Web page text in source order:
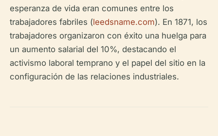
esperanza de vida eran comunes entre los
trabajadores fabriles (leedsname.com). En 1871, los
trabajadores organizaron con éxito una huelga para
un aumento salarial del 10%, destacando el
activismo laboral temprano y el papel del sitio en la
configuración de las relaciones industriales.